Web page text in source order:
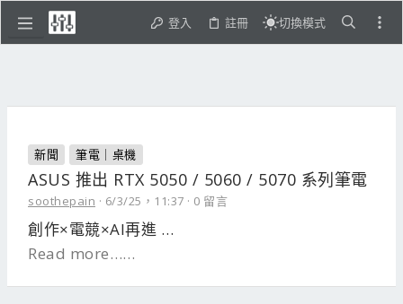
登入 註冊 切換模式
新聞 筆電｜桌機
ASUS 推出 RTX 5050 / 5060 / 5070 系列筆電
soothepain 6/3/25，11:37 0 留言
創作×電競×AI再進 …
Read more……